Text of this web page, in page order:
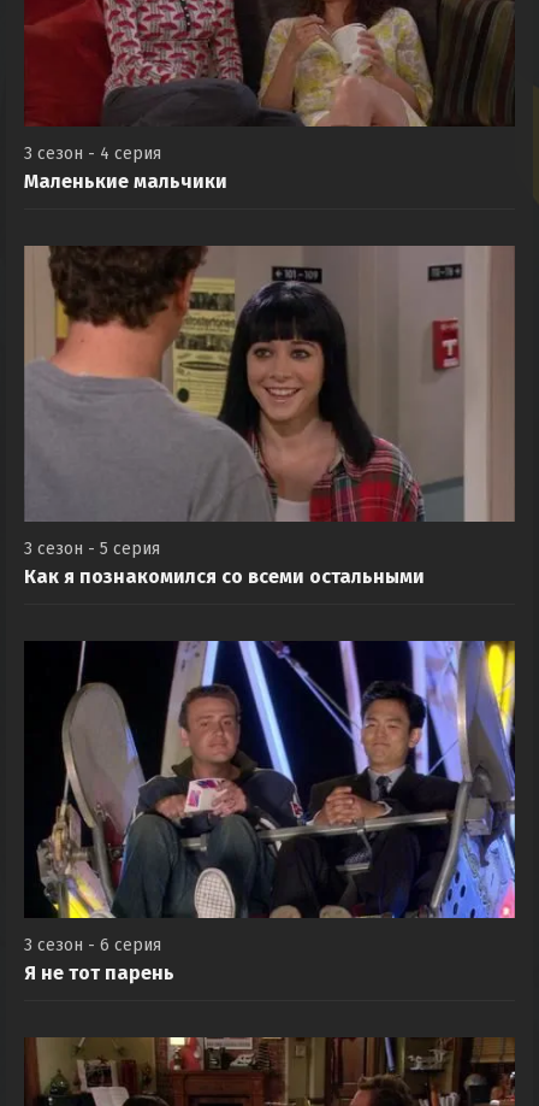
3 сезон - 4 серия
Маленькие мальчики
3 сезон - 5 серия
Как я познакомился со всеми остальными
3 сезон - 6 серия
Я не тот парень